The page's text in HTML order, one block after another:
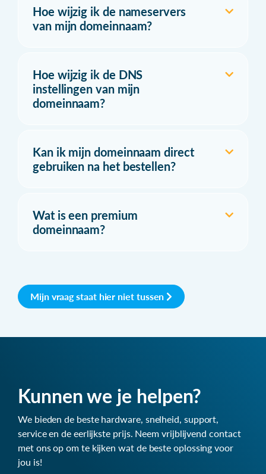
Hoe wijzig ik de nameservers
van mijn domeinnaam?
Hoe wijzig ik de DNS
instellingen van mijn
domeinnaam?
Kan ik mijn domeinnaam direct
gebruiken na het bestellen?
Wat is een premium
domeinnaam?
Mijn vraag staat hier niet tussen
Kunnen we je helpen?
We bieden de beste hardware, snelheid, support,
service en de eerlijkste prijs. Neem vrijblijvend contact
met ons op om te kijken wat de beste oplossing voor
jou is!